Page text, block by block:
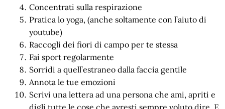
Concentrati sulla respirazione
Pratica lo yoga, (anche soltamente con l’aiuto di
youtube)
Raccogli dei fiori di campo per te stessa
Fai sport regolarmente
Sorridi a quell’estraneo dalla faccia gentile
Annota le tue emozioni
Scrivi una lettera ad una persona che ami, apriti e
digli tutte le cose che avresti sempre voluto dire. E